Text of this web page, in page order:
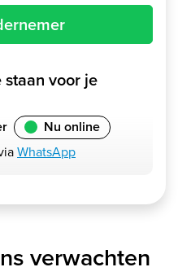
staan voor je
Nu online
WhatsApp
verwachten